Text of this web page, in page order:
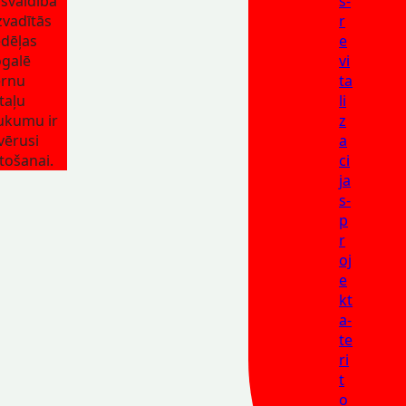
ir
r
e
vi
ta
li
z
a
ci
ja
s-
p
r
oj
e
kt
a-
te
ri
t
o